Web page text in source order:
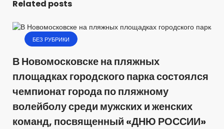
Related posts
БЕЗ РУБРИКИ
В Новомосковске на пляжных
площадках городского парка состоялся
чемпионат города по пляжному
волейболу среди мужских и женских
команд, посвященный «ДНЮ РОССИИ»